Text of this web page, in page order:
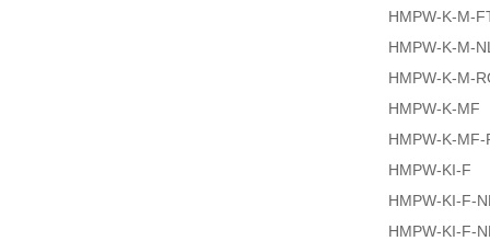
HMPW-K-M-
HMPW-K-M-
HMPW-K-M-
HMPW-K-MF
HMPW-K-MF-
HMPW-KI-F
HMPW-KI-F-
HMPW-KI-F-